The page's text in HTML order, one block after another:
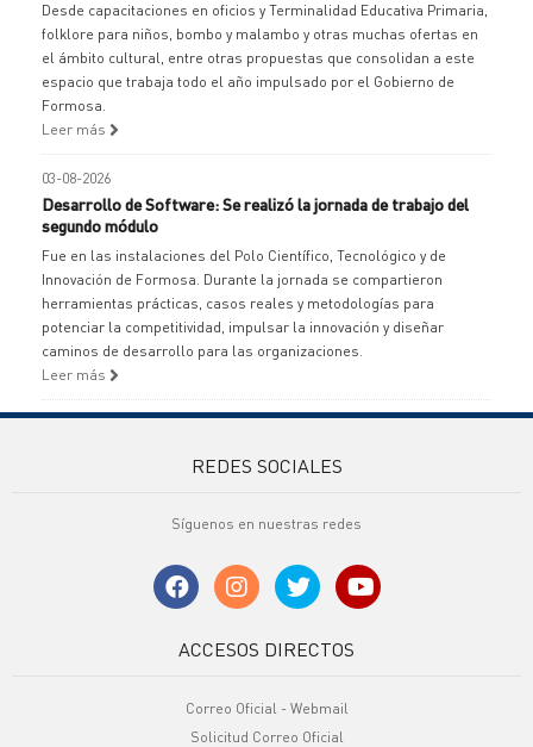
Desde capacitaciones en oficios y Terminalidad Educativa Primaria,
folklore para niños, bombo y malambo y otras muchas ofertas en
el ámbito cultural, entre otras propuestas que consolidan a este
espacio que trabaja todo el año impulsado por el Gobierno de
Formosa.
Leer más
03-08-2026
Desarrollo de Software: Se realizó la jornada de trabajo del
segundo módulo
Fue en las instalaciones del Polo Científico, Tecnológico y de
Innovación de Formosa. Durante la jornada se compartieron
herramientas prácticas, casos reales y metodologías para
potenciar la competitividad, impulsar la innovación y diseñar
caminos de desarrollo para las organizaciones.
Leer más
REDES SOCIALES
Síguenos en nuestras redes
ACCESOS DIRECTOS
Correo Oficial - Webmail
Solicitud Correo Oficial